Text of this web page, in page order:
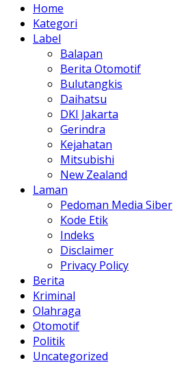
Home
Kategori
Label
Balapan
Berita Otomotif
Bulutangkis
Daihatsu
DKI Jakarta
Gerindra
Kejahatan
Mitsubishi
New Zealand
Laman
Pedoman Media Siber
Kode Etik
Indeks
Disclaimer
Privacy Policy
Berita
Kriminal
Olahraga
Otomotif
Politik
Uncategorized